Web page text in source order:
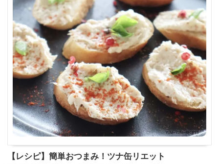
【レシピ】簡単おつまみ！ツナ缶リエット